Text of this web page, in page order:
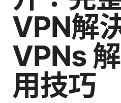
VPN解
VPNs
用技巧